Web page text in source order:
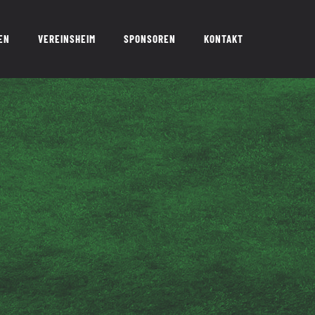
VEREINSHEIM SPONSOREN KONTAKT